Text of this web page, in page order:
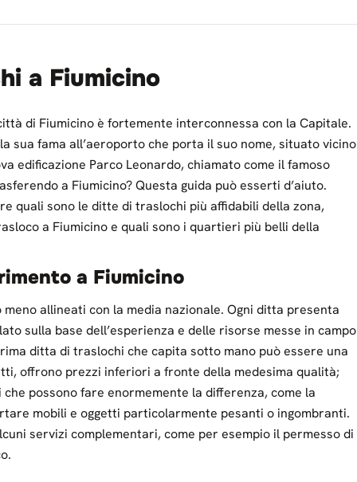
a Fiumicino
di Fiumicino è fortemente interconnessa con la Capitale.
sua fama all’aeroporto che porta il suo nome, situato vicino
edificazione Parco Leonardo, chiamato come il famoso
a Fiumicino? Questa guida può esserti d’aiuto.
quali sono le ditte di traslochi più affidabili della zona,
a Fiumicino e quali sono i quartieri più belli della
a Fiumicino
meno allineati con la media nazionale. Ogni ditta presenta
sulla base dell’esperienza e delle risorse messe in campo
ditta di traslochi che capita sotto mano può essere una
offrono prezzi inferiori a fronte della medesima qualità;
possono fare enormemente la differenza, come la
mobili e oggetti particolarmente pesanti o ingombranti.
servizi complementari, come per esempio il permesso di